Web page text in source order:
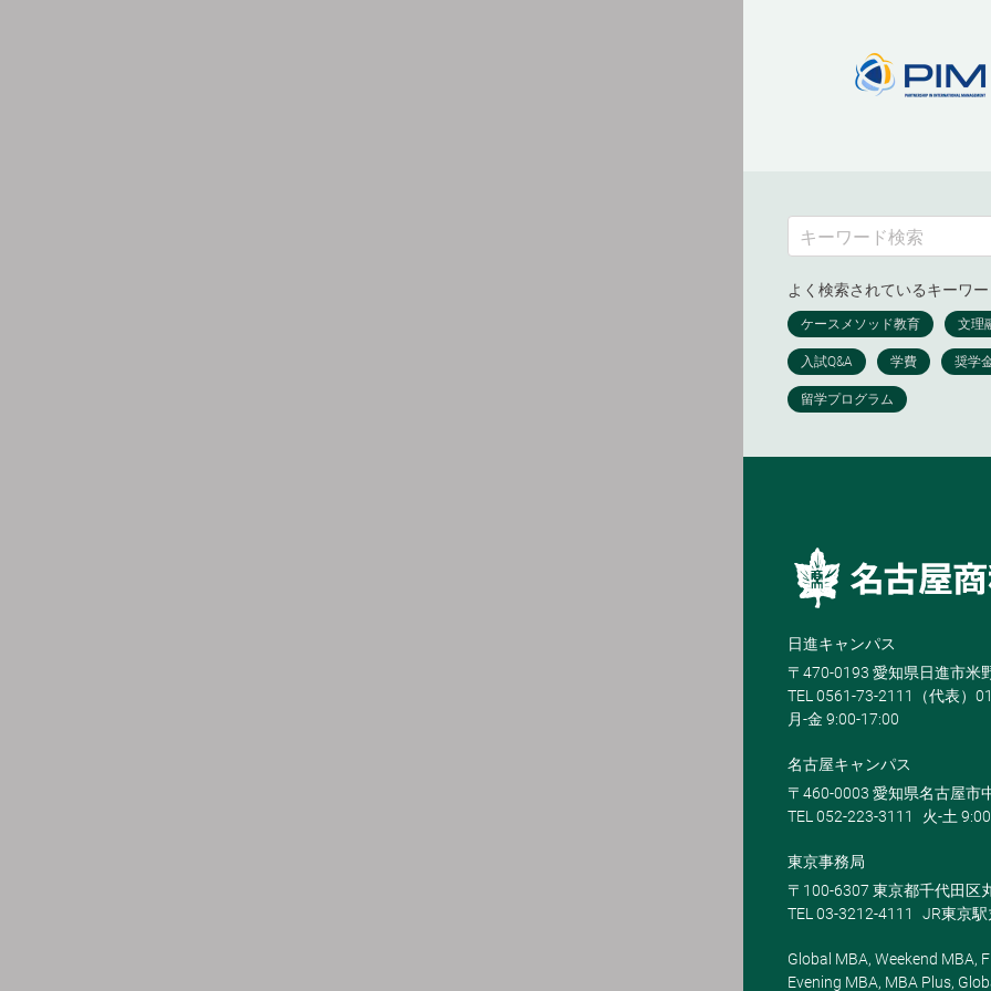
よく検索されているキーワ
日進キャンパス
〒470-0193 愛知県日進市米
TEL 0561-73-2111（代表）
月-金 9:00-17:00
名古屋キャンパス
〒460-0003 愛知県名古屋市
TEL 052-223-3111
火-土
東京事務局
〒100-6307 東京都千代田区
TEL 03-3212-4111
JR東京
Global MBA, Weekend MBA,
Evening MBA, MBA Plus,